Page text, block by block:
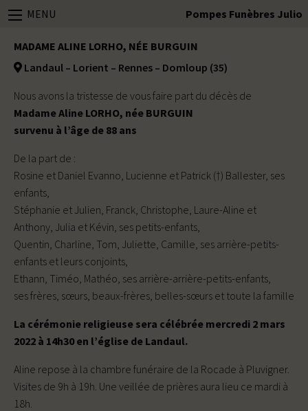
MENU Pompes Funèbres Julio
MADAME ALINE LORHO, NÉE BURGUIN
Landaul – Lorient – Rennes – Domloup (35)
Nous avons la tristesse de vous faire part du décès de
Madame Aline LORHO, née BURGUIN
survenu à l’âge de 88 ans
De la part de :
Rosine et Daniel Evanno, Lucienne et Patrick (†) Ballester, ses
enfants,
Stéphanie et Julien, Franck, Christophe, Laure-Aline et
Anthony, Julia et Kévin, ses petits-enfants,
Quentin, Charline, Tom, Juliette, Camille, ses arrière-petits-
enfants et leurs conjoints,
Ethann, Timéo, Mathéo, ses arrière-arrière-petits-enfants,
ses frères, sœurs, beaux-frères, belles-sœurs et toute la famille
La cérémonie religieuse sera célébrée mercredi 2 mars
2022 à 14h30 en l’église de Landaul.
Aline repose à la chambre funéraire de la Rocade à Pluvigner.
Visites de 9h à 19h. Une veillée de prières aura lieu ce mardi à
18h.